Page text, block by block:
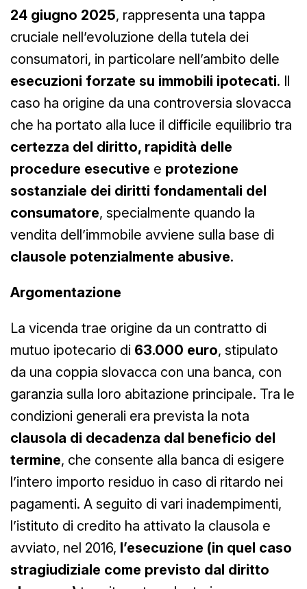
24 giugno 2025, rappresenta una tappa
cruciale nell’evoluzione della tutela dei
consumatori, in particolare nell’ambito delle
esecuzioni forzate su immobili ipotecati. Il
caso ha origine da una controversia slovacca
che ha portato alla luce il difficile equilibrio tra
certezza del diritto, rapidità delle
procedure esecutive e protezione
sostanziale dei diritti fondamentali del
consumatore, specialmente quando la
vendita dell’immobile avviene sulla base di
clausole potenzialmente abusive.
Argomentazione
La vicenda trae origine da un contratto di
mutuo ipotecario di 63.000 euro, stipulato
da una coppia slovacca con una banca, con
garanzia sulla loro abitazione principale. Tra le
condizioni generali era prevista la nota
clausola di decadenza dal beneficio del
termine, che consente alla banca di esigere
l’intero importo residuo in caso di ritardo nei
pagamenti. A seguito di vari inadempimenti,
l’istituto di credito ha attivato la clausola e
avviato, nel 2016, l’esecuzione (in quel caso
stragiudiziale come previsto dal diritto